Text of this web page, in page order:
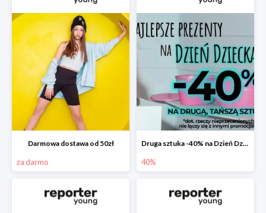
Darmowa dostawa od 50zł
za darmo
Druga sztuka -40% na Dzień Dziecka
40%